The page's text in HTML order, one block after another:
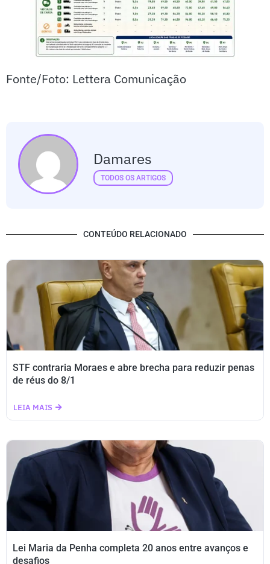
Fonte/Foto: Lettera Comunicação
Damares
TODOS OS ARTIGOS
CONTEÚDO RELACIONADO
STF contraria Moraes e abre brecha para reduzir penas
de réus do 8/1
LEIA MAIS
Lei Maria da Penha completa 20 anos entre avanços e
desafios